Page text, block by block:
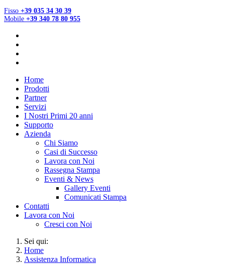
Fisso +39 035 34 30 39
Mobile +39 340 78 80 955
Home
Prodotti
Partner
Servizi
I Nostri Primi 20 anni
Supporto
Azienda
Chi Siamo
Casi di Successo
Lavora con Noi
Rassegna Stampa
Eventi & News
Gallery Eventi
Comunicati Stampa
Contatti
Lavora con Noi
Cresci con Noi
Sei qui:
Home
Assistenza Informatica